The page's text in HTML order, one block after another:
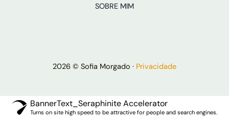
SOBRE MIM
2026 © Sofia Morgado · Privacidade
BannerText_Seraphinite Accelerator
Turns on site high speed to be attractive for people and search engines.